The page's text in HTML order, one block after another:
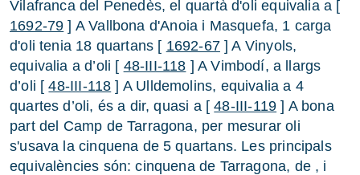
Vilafranca del Penedès, el quartà d'oli equivalia a [
1692-79 ] A Vallbona d'Anoia i Masquefa, 1 carga
d'oli tenia 18 quartans [ 1692-67] A Vinyols,
equivalia a d’oli [ 48-III-118 ] A Vimbodí, a llargs
d’oli [48-III-118 ] A Ulldemolins, equivalia a 4
quartes d’oli, és a dir, quasi a [48-III-119 ] A bona
part del Camp de Tarragona, per mesurar oli
s'usava la cinquena de 5 quartans. Les principals
equivalències són: cinquena de Tarragona, de , i